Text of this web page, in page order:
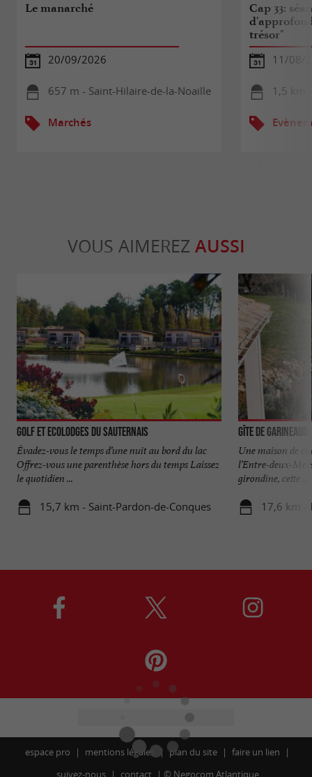
Le manarché
20/09/2026
657 m - Saint-Hilaire-de-la-Noaille
Marchés
Cap 33:
trésor"
11/08/
1,5 km
VOUS AIMEREZ AUSSI
Golf et Ecolodges du Sauternais
Évadez-vous le temps d’une nuit au bord du lac
Offrez-vous une parenthèse hors du temps Laissez
le quotidien ...
15,7 km - Saint-Pardon-de-Conques
Gîte de Garineaud
Une maison de
l’Entre-deux-
girondine, cette ...
17,6 km -
espace pro mentions légales plan du site
faire un lien